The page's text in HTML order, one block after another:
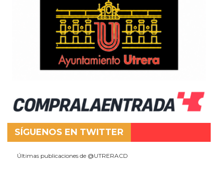
SÍGUENOS EN TWITTER
Últimas publicaciones de @UTRERACD